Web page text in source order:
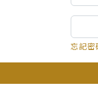
忘記密